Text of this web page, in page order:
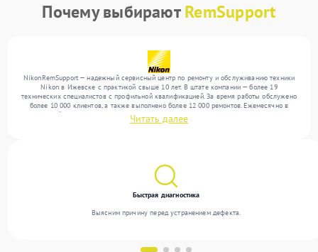
Почему выбираютRemSupport
NikonRemSupport — надежный сервисный центр по ремонту и обслуживанию техники
Nikon в Ижевске с практикой свыше 10 лет. В штате компании — более 19
технических специалистов с профильной квалификацией. За время работы обслужено
более 10 000 клиентов, а также выполнено более 12 000 ремонтов. Ежемесячно в
сервисный центр поступает свыше 300 единиц техники, включая , , . Мы устраняем
поломки любой сложности и гарантируем высокое качество обслуживания благодаря
Читать далее
Быстрая диагностика
Выясним причину перед устранением дефекта.